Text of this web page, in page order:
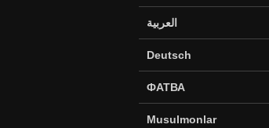
العربية
Deutsch
ФАТВА
Musulmonlar